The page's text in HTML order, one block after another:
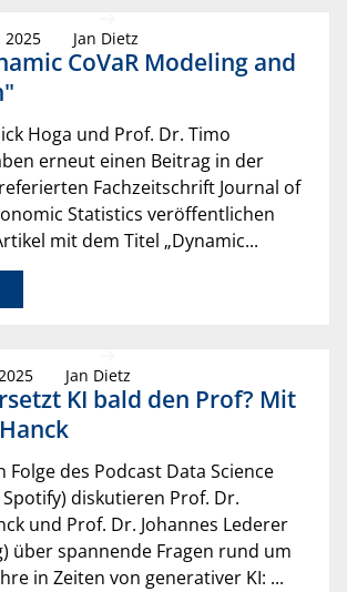
2025 Jan Dietz
CoVaR Modeling and
Hoga und Prof. Dr. Timo
erneut einen Beitrag in der
Fachzeitschrift Journal of
Statistics veröffentlichen
mit dem Titel „Dynamic...
Jan Dietz
KI bald den Prof? Mit
Folge des Podcast Data Science
Spotify) diskutieren Prof. Dr.
und Prof. Dr. Johannes Lederer
über spannende Fragen rund um
in Zeiten von generativer KI: ...